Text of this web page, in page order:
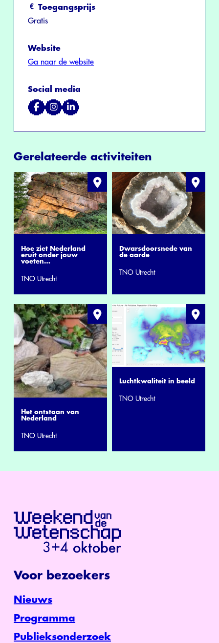
Toegangsprijs
Gratis
Website
Ga naar de website
Social media
Gerelateerde activiteiten
Hoe ziet Nederland
eruit onder jouw
voeten…
TNO Utrecht
Dwarsdoorsnede van
de aarde
TNO Utrecht
Het ontstaan van
Nederland
TNO Utrecht
Luchtkwaliteit in beeld
TNO Utrecht
Voor bezoekers
Nieuws
Programma
Publieksonderzoek